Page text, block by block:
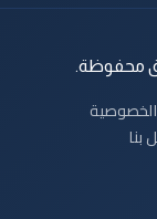
بنا